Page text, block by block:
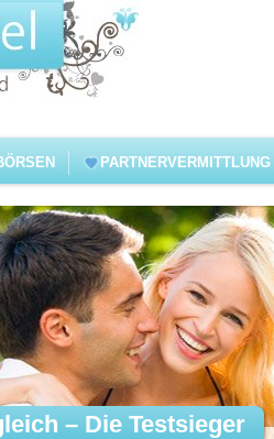
PARTNERVERMITTLUNG
– Die Testsieger